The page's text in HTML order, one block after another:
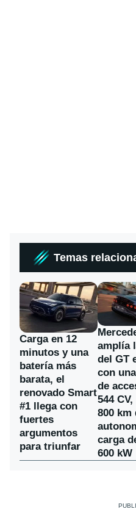
Temas
Carga en 12
minutos y una
batería más
barata, el
renovado Smart
#1 llega con
fuertes
argumentos
para triunfar
amplía
del GT
con
de
544
800 km
carga
600 kW